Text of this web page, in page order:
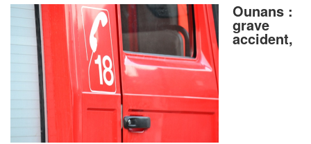
Ounans :
grave
accident,